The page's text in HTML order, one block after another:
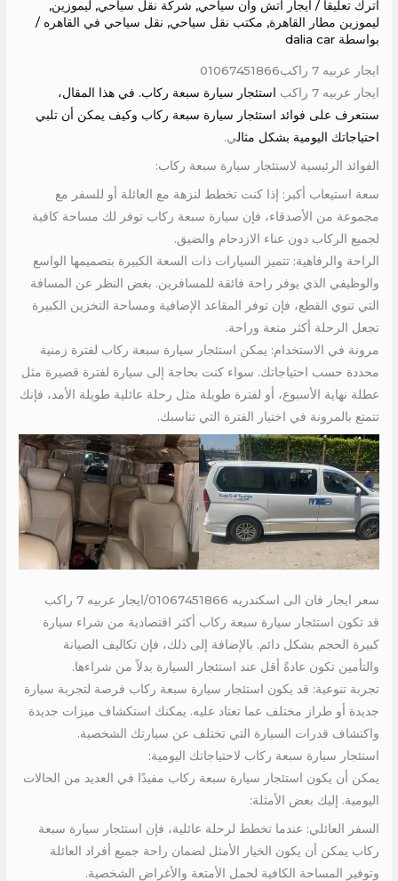
اترك تعليقاً / ايجار اتش وان سياحي, شركة نقل سياحي, ليموزين,
ليموزين مطار القاهرة, مكتب نقل سياحي, نقل سياحي في القاهره /
بواسطة dalia car
ايجار عربيه 7 راكب01067451866
ايجار عربيه 7 راكب
استئجار سيارة سبعة ركاب. في هذا المقال،
سنتعرف على فوائد استئجار سيارة سبعة ركاب وكيف يمكن أن تلبي
احتياجاتك اليومية بشكل مثالي.
الفوائد الرئيسية لاستئجار سيارة سبعة ركاب:
سعة استيعاب أكبر: إذا كنت تخطط لنزهة مع العائلة أو للسفر مع
مجموعة من الأصدقاء، فإن سيارة سبعة ركاب توفر لك مساحة كافية
لجميع الركاب دون عناء الازدحام والضيق.
الراحة والرفاهية: تتميز السيارات ذات السعة الكبيرة بتصميمها الواسع
والوظيفي الذي يوفر راحة فائقة للمسافرين. بغض النظر عن المسافة
التي تنوي القطع، فإن توفر المقاعد الإضافية ومساحة التخزين الكبيرة
تجعل الرحلة أكثر متعة وراحة.
مرونة في الاستخدام: يمكن استئجار سيارة سبعة ركاب لفترة زمنية
محددة حسب احتياجاتك. سواء كنت بحاجة إلى سيارة لفترة قصيرة مثل
عطلة نهاية الأسبوع، أو لفترة طويلة مثل رحلة عائلية طويلة الأمد، فإنك
تتمتع بالمرونة في اختيار الفترة التي تناسبك.
سعر ايجار فان الى اسكندريه 01067451866/ايجار عربيه 7 راكب
قد تكون استئجار سيارة سبعة ركاب أكثر اقتصادية من شراء سيارة
كبيرة الحجم بشكل دائم. بالإضافة إلى ذلك، فإن تكاليف الصيانة
والتأمين تكون عادةً أقل عند استئجار السيارة بدلاً من شراءها.
تجربة تنوعية: قد يكون استئجار سيارة سبعة ركاب فرصة لتجربة سيارة
جديدة أو طراز مختلف عما تعتاد عليه. يمكنك استكشاف ميزات جديدة
واكتشاف قدرات السيارة التي تختلف عن سيارتك الشخصية.
استئجار سيارة سبعة ركاب لاحتياجاتك اليومية:
يمكن أن يكون استئجار سيارة سبعة ركاب مفيدًا في العديد من الحالات
اليومية. إليك بعض الأمثلة:
السفر العائلي: عندما تخطط لرحلة عائلية، فإن استئجار سيارة سبعة
ركاب يمكن أن يكون الخيار الأمثل لضمان راحة جميع أفراد العائلة
وتوفير المساحة الكافية لحمل الأمتعة والأغراض الشخصية.